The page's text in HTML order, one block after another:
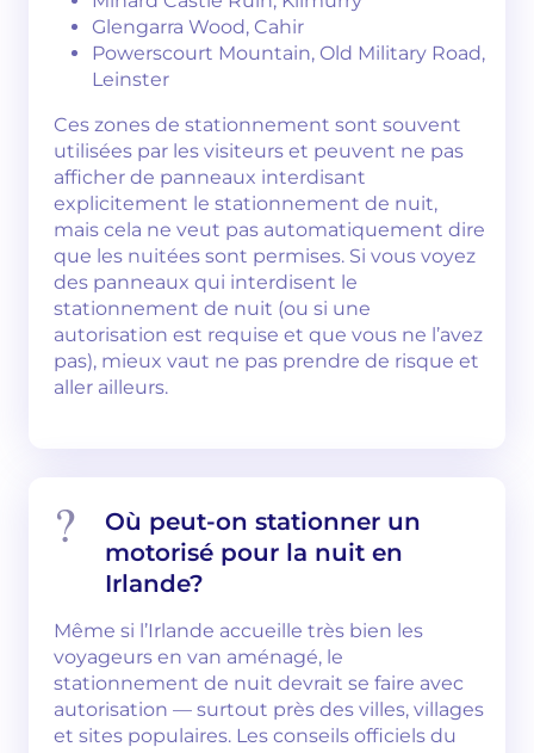
Glengarra Wood, Cahir
Powerscourt Mountain, Old Military Road,
Leinster
Ces zones de stationnement sont souvent
utilisées par les visiteurs et peuvent ne pas
afficher de panneaux interdisant
explicitement le stationnement de nuit,
mais cela ne veut pas automatiquement dire
que les nuitées sont permises. Si vous voyez
des panneaux qui interdisent le
stationnement de nuit (ou si une
autorisation est requise et que vous ne l’avez
pas), mieux vaut ne pas prendre de risque et
aller ailleurs.
Où peut-on stationner un
motorisé pour la nuit en
Irlande?
Même si l’Irlande accueille très bien les
voyageurs en van aménagé, le
stationnement de nuit devrait se faire avec
autorisation — surtout près des villes, villages
et sites populaires. Les conseils officiels du